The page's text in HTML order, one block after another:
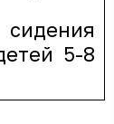
5-8